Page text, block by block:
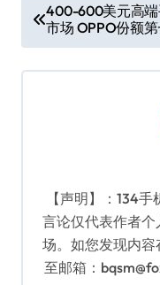
章
导
400-600美元高
市场 OPPO份额
【声明】：134
言论仅代表作者
场。如您发现内
至邮箱：